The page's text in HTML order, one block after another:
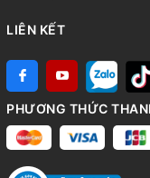
LIÊN KẾT
PHƯƠNG THỨC